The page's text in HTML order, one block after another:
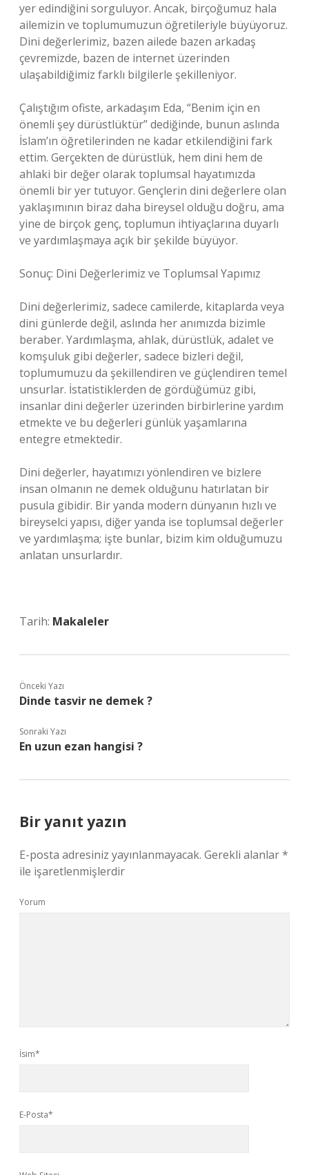
yer edindiğini sorguluyor. Ancak, birçoğumuz hala
ailemizin ve toplumumuzun öğretileriyle büyüyoruz.
Dini değerlerimiz, bazen ailede bazen arkadaş
çevremizde, bazen de internet üzerinden
ulaşabildiğimiz farklı bilgilerle şekilleniyor.
Çalıştığım ofiste, arkadaşım Eda, “Benim için en
önemli şey dürüstlüktür” dediğinde, bunun aslında
İslam’ın öğretilerinden ne kadar etkilendiğini fark
ettim. Gerçekten de dürüstlük, hem dini hem de
ahlaki bir değer olarak toplumsal hayatımızda
önemli bir yer tutuyor. Gençlerin dini değerlere olan
yaklaşımının biraz daha bireysel olduğu doğru, ama
yine de birçok genç, toplumun ihtiyaçlarına duyarlı
ve yardımlaşmaya açık bir şekilde büyüyor.
Sonuç: Dini Değerlerimiz ve Toplumsal Yapımız
Dini değerlerimiz, sadece camilerde, kitaplarda veya
dini günlerde değil, aslında her anımızda bizimle
beraber. Yardımlaşma, ahlak, dürüstlük, adalet ve
komşuluk gibi değerler, sadece bizleri değil,
toplumumuzu da şekillendiren ve güçlendiren temel
unsurlar. İstatistiklerden de gördüğümüz gibi,
insanlar dini değerler üzerinden birbirlerine yardım
etmekte ve bu değerleri günlük yaşamlarına
entegre etmektedir.
Dini değerler, hayatımızı yönlendiren ve bizlere
insan olmanın ne demek olduğunu hatırlatan bir
pusula gibidir. Bir yanda modern dünyanın hızlı ve
bireyselci yapısı, diğer yanda ise toplumsal değerler
ve yardımlaşma; işte bunlar, bizim kim olduğumuzu
anlatan unsurlardır.
Tarih: Makaleler
Önceki Yazı
Dinde tasvir ne demek ?
Sonraki Yazı
En uzun ezan hangisi ?
Bir yanıt yazın
E-posta adresiniz yayınlanmayacak. Gerekli alanlar*
ile işaretlenmişlerdir
Yorum
İsim*
E-Posta*